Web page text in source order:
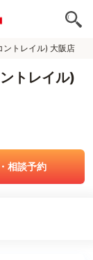
トレイル) 大阪店
トレイル)
相談予約